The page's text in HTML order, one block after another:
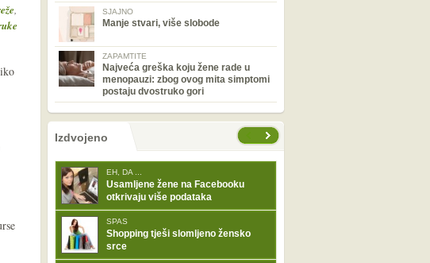
, SJAJNO
Manje stvari, više slobode
ZAPAMTITE
Najveća greška koju žene rade u
menopauzi: zbog ovog mita simptomi
postaju dvostruko gori
nema prethodne stranice
sljedećeIzdvojeno
EH, DA ...
Usamljene žene na Facebooku
otkrivaju više podataka
SPAS
Shopping tješi slomljeno žensko
srce